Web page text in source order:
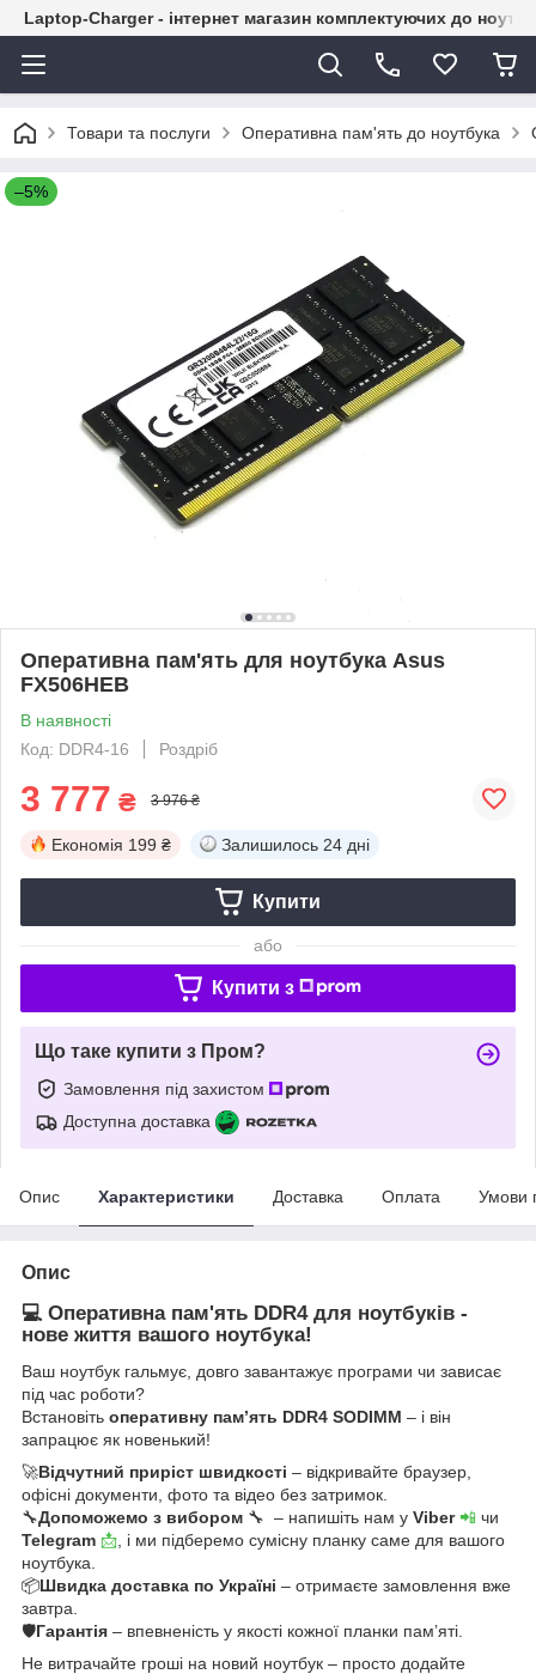
Laptop-Charger - інтернет магазин комплектуючих до
Товари та послуги Оперативна пам'ять до ноутбука
–5%
Оперативна пам'ять для ноутбука Asus
FX506HEB
В наявності
Код: DDR4-16
Роздріб
3 777 ₴ 3 976 ₴
Економія 199 ₴ Залишилось 24 дні
Купити
або
Купити з
Що таке купити з Пром?
Замовлення під захистом
Доступна доставка
Опис Характеристики Доставка Оплата Умови
Опис
💻 Оперативна пам'ять DDR4 для ноутбуків -
нове життя вашого ноутбука!
Ваш ноутбук гальмує, довго завантажує програми чи зависає
під час роботи?
Встановіть оперативну пам’ять DDR4 SODIMM – і він
запрацює як новенький!
🚀Відчутний приріст швидкості – відкривайте браузер,
офісні документи, фото та відео без затримок.
🔧Допоможемо з вибором 🔧 – напишіть нам у Viber📲 чи
Telegram 📩 , і ми підберемо сумісну планку саме для вашого
ноутбука.
📦Швидка доставка по Україні – отримаєте замовлення вже
завтра.
🛡Гарантія – впевненість у якості кожної планки пам’яті.
Не витрачайте гроші на новий ноутбук – просто додайте